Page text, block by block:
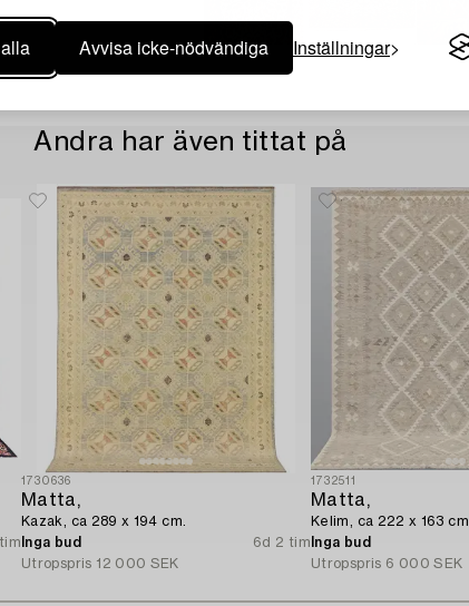
Avvisa icke-nödvändiga Inställningar
Andra har även tittat på
1730636
Matta,
Kazak, ca 289 x 194 cm.
Inga bud
6d 2 tim
Utropspris 12 000 SEK
1732511
Matta,
Kelim, ca 222 x 163 cm.
Inga bud
Utropspris 6 000 SEK